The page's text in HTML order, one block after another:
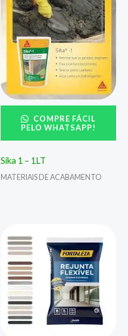
COMPRE FÁCIL
PELO WHATSAPP!
Sika 1 – 1LT
MATERIAIS DE ACABAMENTO